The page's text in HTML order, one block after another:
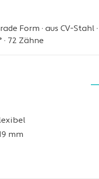
Form · aus CV-Stahl ·
72 Zähne
mm